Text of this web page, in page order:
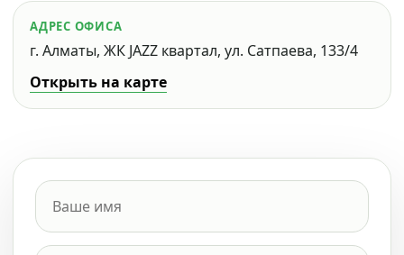
АДРЕС ОФИСА
г. Алматы, ЖК JAZZ квартал, ул. Сатпаева, 133/4
Открыть на карте